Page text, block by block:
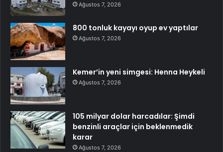
Ağustos 7, 2026
800 tonluk kayayı oyup ev yaptılar
Ağustos 7, 2026
Kemer’in yeni simgesi: Henna Heykeli
Ağustos 7, 2026
105 milyar dolar harcadılar: Şimdi
benzinli araçlar için beklenmedik
karar
Ağustos 7, 2026